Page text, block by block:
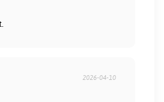
2026-04-10